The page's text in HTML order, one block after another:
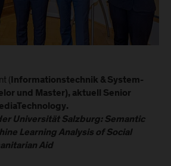
(Informationstechnik & System-
und Master), aktuell Senior
Universität Salzburg: Semantic
Learning Analysis of Social
Aid